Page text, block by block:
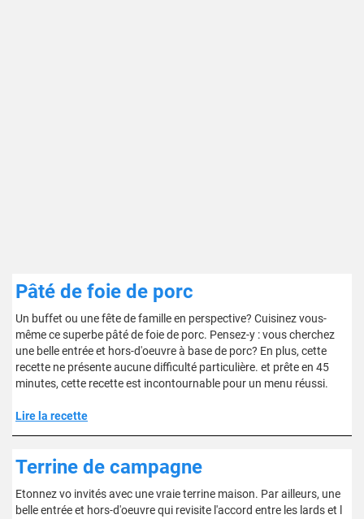
Pâté de foie de porc
Un buffet ou une fête de famille en perspective? Cuisinez vous-
même ce superbe pâté de foie de porc. Pensez-y : vous cherchez
une belle entrée et hors-d'oeuvre à base de porc? En plus, cette
recette ne présente aucune difficulté particulière. et prête en 45
minutes, cette recette est incontournable pour un menu réussi.
Lire la recette
Terrine de campagne
Etonnez vo invités avec une vraie terrine maison. Par ailleurs, une
belle entrée et hors-d'oeuvre qui revisite l'accord entre les lards et l